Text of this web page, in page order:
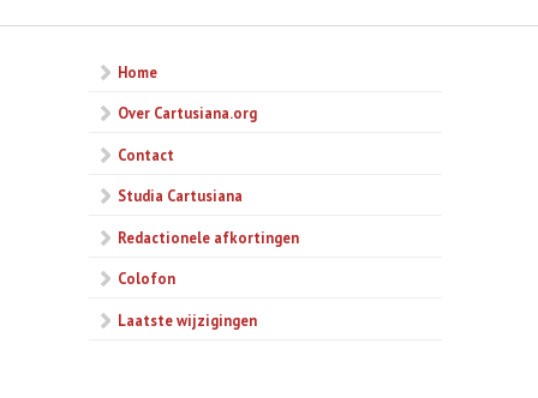
Home
Over Cartusiana.org
Contact
Studia Cartusiana
Redactionele afkortingen
Colofon
Laatste wijzigingen